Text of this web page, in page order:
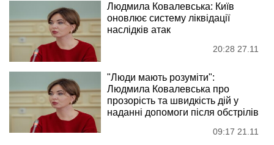
Людмила Ковалевська: Київ
оновлює систему ліквідації
наслідків атак
20:28 27.11
"Люди мають розуміти":
Людмила Ковалевська про
прозорість та швидкість дій у
наданні допомоги після обстрілів
09:17 21.11